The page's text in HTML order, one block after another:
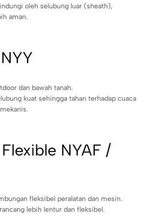
oleh selubung luar (sheath),
aman.
dan bawah tanah.
kuat sehingga tahan terhadap cuaca
NYAF /
fleksibel peralatan dan mesin.
lebih lentur dan fleksibel.